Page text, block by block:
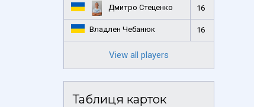
Дмитро Стеценко 16
Владлен Чебанюк 16
View all players
Таблиця карток